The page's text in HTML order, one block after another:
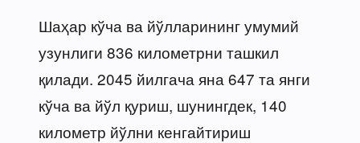
Шаҳар кўча ва йўлларининг умумий
узунлиги 836 километрни ташкил
қилади. 2045 йилгача яна 647 та янги
кўча ва йўл қуриш, шунингдек, 140
километр йўлни кенгайтириш